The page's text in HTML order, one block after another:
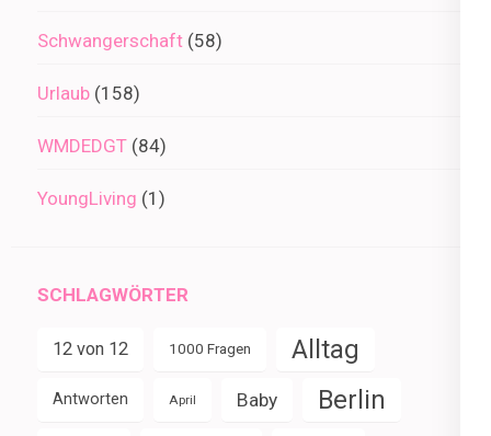
Schwangerschaft (58)
Urlaub (158)
WMDEDGT (84)
YoungLiving (1)
SCHLAGWÖRTER
12 von 12 1000 Fragen Alltag
Antworten April Baby Berlin